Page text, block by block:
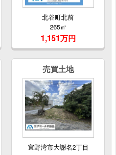
北谷町北前
265㎡
1,151万円
売買土地
宜野湾市大謝名2丁目